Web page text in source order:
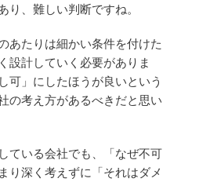
り、難しい判断ですね。
あたりは細かい条件を付けた
設計していく必要がありま
可」にしたほうが良いという
の考え方があるべきだと思い
ている会社でも、「なぜ不可
り深く考えずに「それはダメ